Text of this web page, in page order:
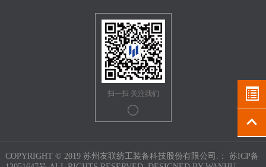
扫一扫 关注我们
COPYRIGHT © 2019 苏州友联纺工装备科技股份有限公司.：
苏ICP备